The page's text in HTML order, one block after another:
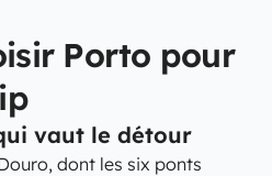
Porto pour
vaut le détour
dont les six ponts